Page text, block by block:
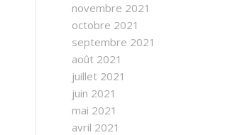
novembre 2021
octobre 2021
septembre 2021
août 2021
juillet 2021
juin 2021
mai 2021
avril 2021